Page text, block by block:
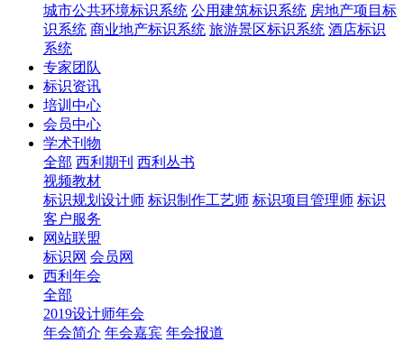
城市公共环境标识系统 公用建筑标识系统 房地产项目标
识系统 商业地产标识系统 旅游景区标识系统 酒店标识
系统
专家团队
标识资讯
培训中心
会员中心
学术刊物
全部 西利期刊 西利丛书
视频教材
标识规划设计师 标识制作工艺师 标识项目管理师 标识
客户服务
网站联盟
标识网 会员网
西利年会
全部
2019设计师年会
年会简介 年会嘉宾 年会报道